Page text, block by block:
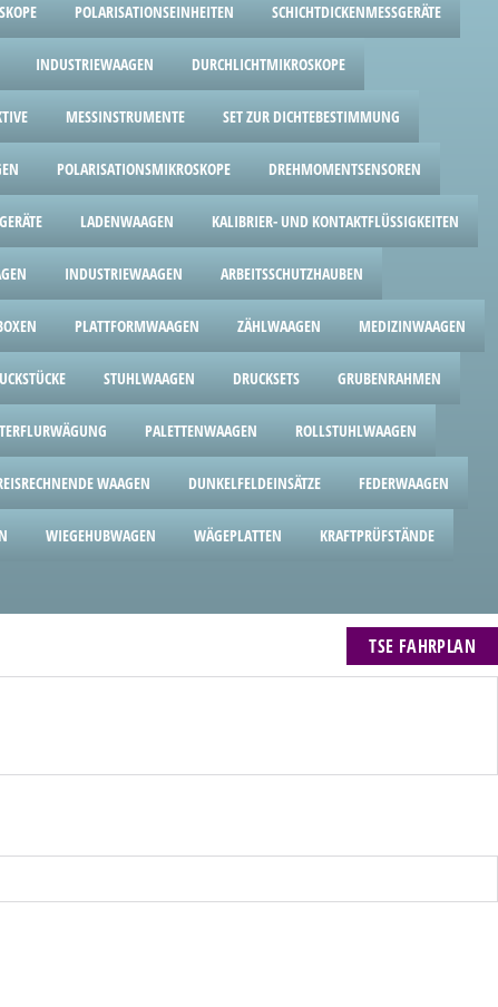
POLARISATIONSEINHEITEN SCHICHTDICKENMESSGERÄTE
INDUSTRIEWAAGEN DURCHLICHTMIKROSKOPE
MESSINSTRUMENTE SET ZUR DICHTEBESTIMMUNG
POLARISATIONSMIKROSKOPE DREHMOMENTSENSOREN
LADENWAAGEN KALIBRIER- UND KONTAKTFLÜSSIGKEITEN
INDUSTRIEWAAGEN ARBEITSSCHUTZHAUBEN
PLATTFORMWAAGEN ZÄHLWAAGEN MEDIZINWAAGEN
STUHLWAAGEN DRUCKSETS GRUBENRAHMEN
PALETTENWAAGEN ROLLSTUHLWAAGEN
WAAGEN DUNKELFELDEINSÄTZE FEDERWAAGEN
WIEGEHUBWAGEN WÄGEPLATTEN KRAFTPRÜFSTÄNDE
TSE FAHRPLAN